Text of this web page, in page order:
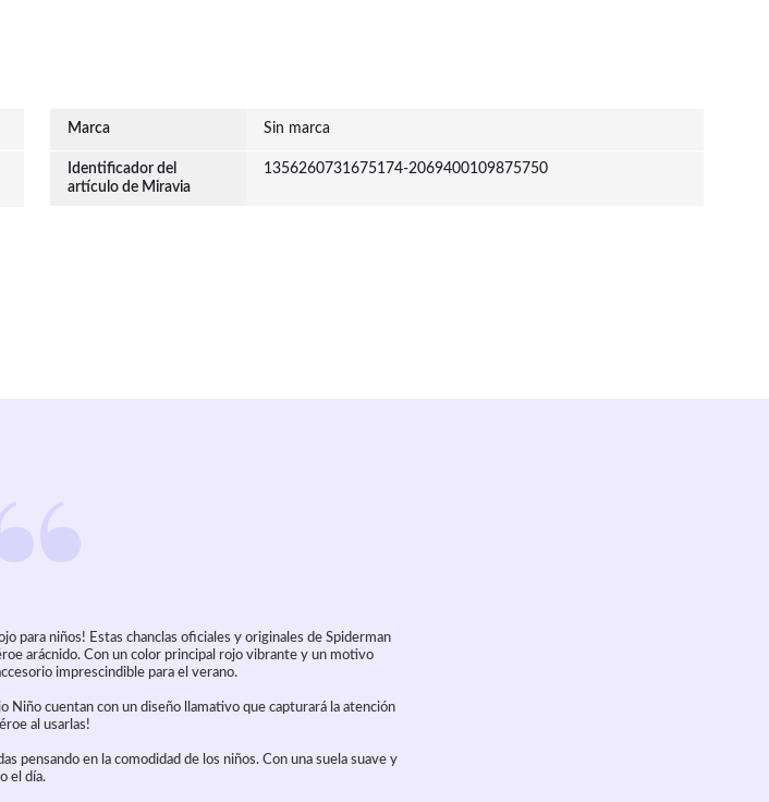
Marca Sin marca
Identificador del
artículo de Miravia
1356260731675174-2069400109875750
para niños! Estas chanclas oficiales y originales de Spiderman
arácnido. Con un color principal rojo vibrante y un motivo
imprescindible para el verano.
cuentan con un diseño llamativo que capturará la atención
al usarlas!
pensando en la comodidad de los niños. Con una suela suave y
el día.